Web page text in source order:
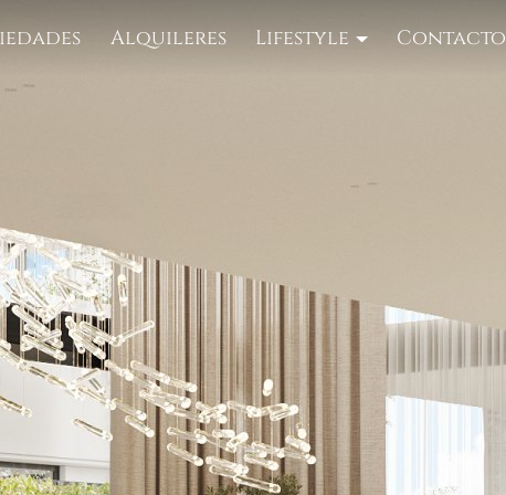
Alquileres Lifestyle Contacto